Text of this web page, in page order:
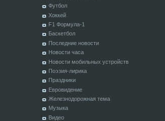
Футбол
Хоккей
F1 Формула-1
Баскетбол
Последние новости
Новости часа
Новости мобильных устройств
Поэзия-лирика
Праздники
Евровидение
Железнодорожная тема
Музыка
Видео